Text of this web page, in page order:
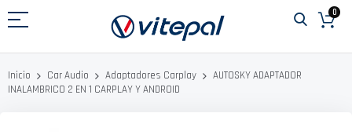
al
0
Inicio Car Audio Adaptadores Carplay
AUTOSKY ADAPTADOR
INALAMBRICO 2 EN 1 CARPLAY Y ANDROID